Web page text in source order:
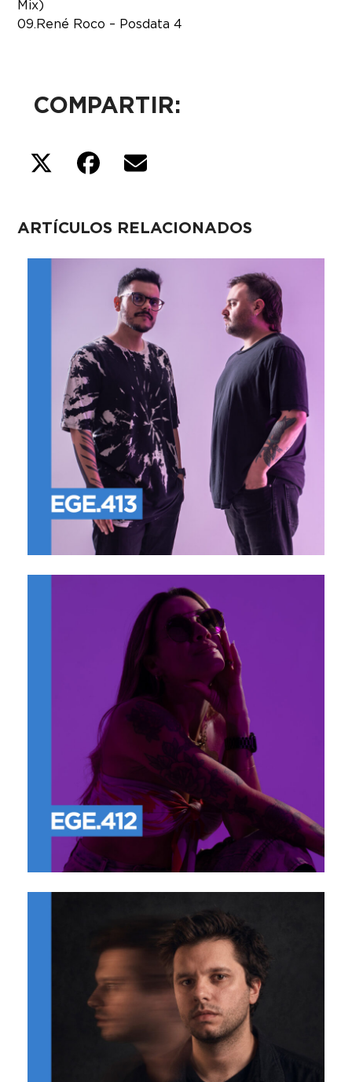
Mix)
09. René Roco – Posdata 4
COMPARTIR:
ARTÍCULOS RELACIONADOS